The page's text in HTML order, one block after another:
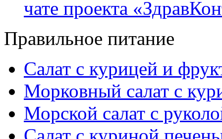
чате проекта
Правильное питание
Салат с курицей и
Морковный салат с
Морской салат с